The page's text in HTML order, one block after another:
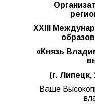
ХХIII
«Князь
(г. Липецк,
Ваше